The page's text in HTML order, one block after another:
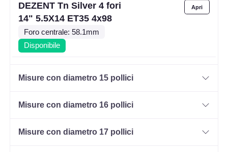
DEZENT Tn Silver 4 fori
14" 5.5X14 ET35 4x98
Foro centrale: 58.1mm
Disponibile
14" 5.5X14 ET35 4x100
DEZENT Tn Silver 4 fori
Misure con diametro 15 pollici
Misure con diametro 16 pollici
Misure con diametro 17 pollici